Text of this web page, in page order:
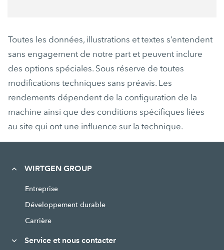
Toutes les données, illustrations et textes s’entendent
sans engagement de notre part et peuvent inclure
des options spéciales. Sous réserve de toutes
modifications techniques sans préavis. Les
rendements dépendent de la configuration de la
machine ainsi que des conditions spécifiques liées
au site qui ont une influence sur la technique.
WIRTGEN GROUP
Entreprise
Développement durable
Carrière
Service et nous contacter